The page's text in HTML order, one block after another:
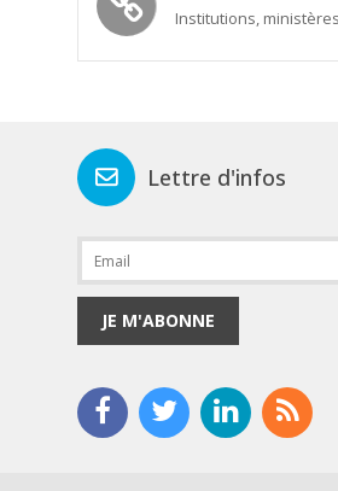
Institutions,
Lettre d'infos
JE M'ABONNE